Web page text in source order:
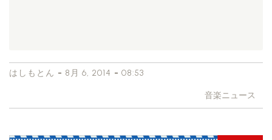
はしもとん - 8月 6, 2014 - 08:53
音楽ニュース